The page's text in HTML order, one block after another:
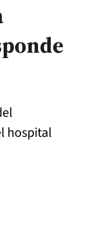
hospital